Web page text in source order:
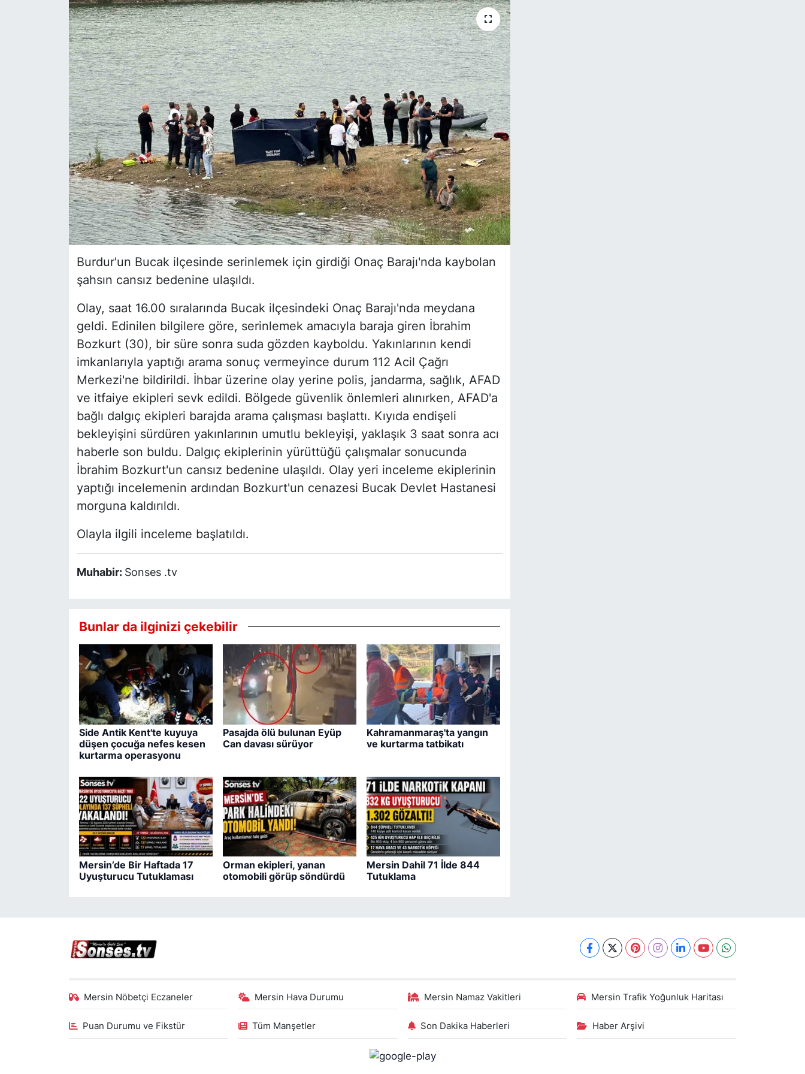
Burdur'un Bucak ilçesinde serinlemek için girdiği Onaç Barajı'nda kaybolan
şahsın cansız bedenine ulaşıldı.
Olay, saat 16.00 sıralarında Bucak ilçesindeki Onaç Barajı'nda meydana
geldi. Edinilen bilgilere göre, serinlemek amacıyla baraja giren İbrahim
Bozkurt (30), bir süre sonra suda gözden kayboldu. Yakınlarının kendi
imkanlarıyla yaptığı arama sonuç vermeyince durum 112 Acil Çağrı
Merkezi'ne bildirildi. İhbar üzerine olay yerine polis, jandarma, sağlık, AFAD
ve itfaiye ekipleri sevk edildi. Bölgede güvenlik önlemleri alınırken, AFAD'a
bağlı dalgıç ekipleri barajda arama çalışması başlattı. Kıyıda endişeli
bekleyişini sürdüren yakınlarının umutlu bekleyişi, yaklaşık 3 saat sonra acı
haberle son buldu. Dalgıç ekiplerinin yürüttüğü çalışmalar sonucunda
İbrahim Bozkurt'un cansız bedenine ulaşıldı. Olay yeri inceleme ekiplerinin
yaptığı incelemenin ardından Bozkurt'un cenazesi Bucak Devlet Hastanesi
morguna kaldırıldı.
Olayla ilgili inceleme başlatıldı.
Muhabir: Sonses .tv
Bunlar da ilginizi çekebilir
Side Antik Kent'te kuyuya
düşen çocuğa nefes kesen
kurtarma operasyonu
Pasajda ölü bulunan Eyüp
Can davası sürüyor
Kahramanmaraş'ta yangın
ve kurtarma tatbikatı
Mersin’de Bir Haftada 17
Uyuşturucu Tutuklaması
Orman ekipleri, yanan
otomobili görüp söndürdü
Mersin Dahil 71 İlde 844
Tutuklama
Mersin Nöbetçi Eczaneler Mersin Hava Durumu Mersin Namaz Vakitleri Mersin Trafik Yoğunluk Haritası
Puan Durumu ve Fikstür Tüm Manşetler Son Dakika Haberleri Haber Arşivi
Siyaset
YEREL HABER
Haberde insan
Tanıtım